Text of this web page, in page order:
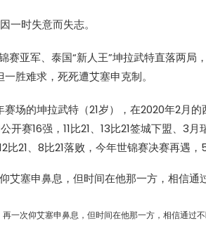
一时失意而失志。
赛亚军、泰国“新人王”坤拉武特直落两局
胜难求，死死遭艾塞申克制。
赛场的坤拉武特 （21岁），在2020年2月
开赛16强，11比21、13比21签城下盟、3
比21、8比21落败，今年世锦赛决赛再遇，5
一次仰艾塞申鼻息，但时间在他那一方，相信通过